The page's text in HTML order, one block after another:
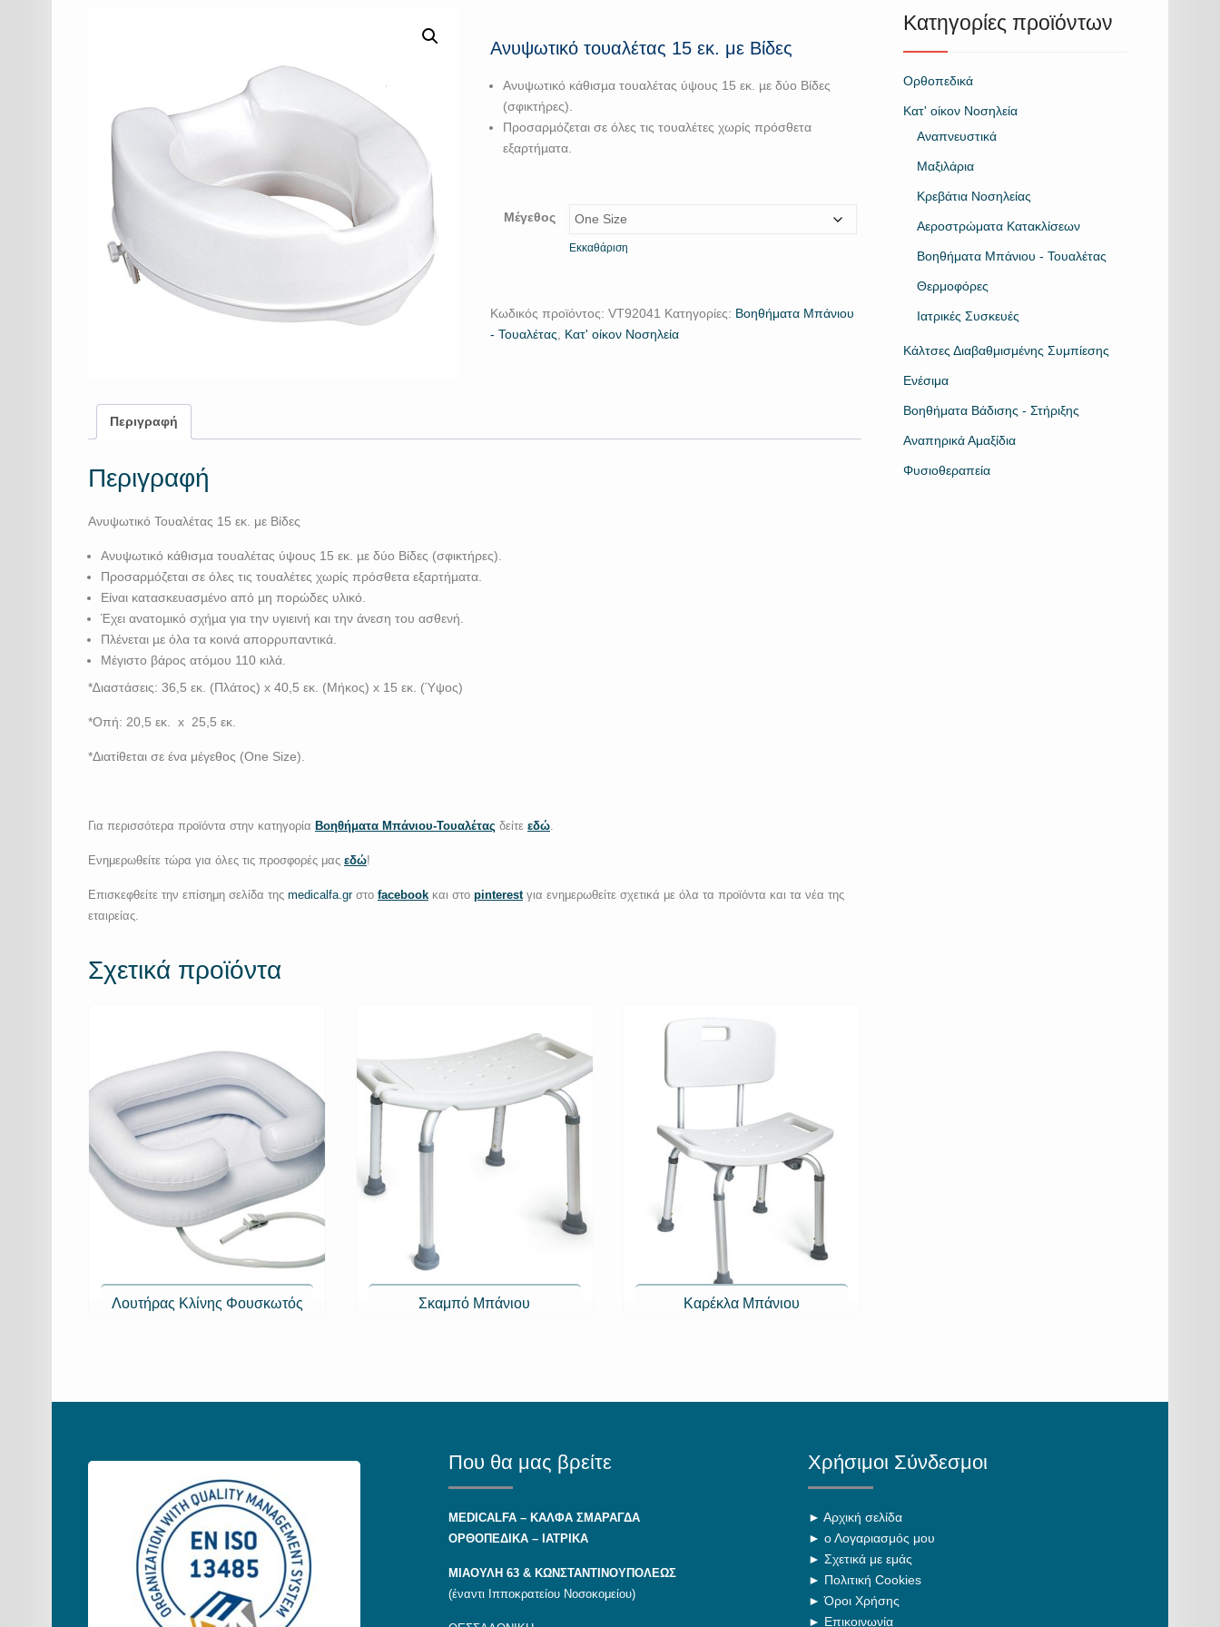
Ανυψωτικό τουαλέτας 15 εκ. με Βίδες
Ανυψωτικό κάθισµα τουαλέτας ύψους 15 εκ. µε δύο Βίδες
(σφικτήρες).
Προσαρµόζεται σε όλες τις τουαλέτες χωρίς πρόσθετα
εξαρτήµατα.
Μέγεθος
Εκκαθάριση
Κωδικός προϊόντος:VΤ92041 Κατηγορίες: Βοηθήματα Μπάνιου
- Τουαλέτας
Κατ' οίκον Νοσηλεία
Περιγραφή
Περιγραφή
Ανυψωτικό Τουαλέτας 15 εκ. με Βίδες
Ανυψωτικό κάθισµα τουαλέτας ύψους 15 εκ. µε δύο Βίδες (σφικτήρες).
Προσαρµόζεται σε όλες τις τουαλέτες χωρίς πρόσθετα εξαρτήµατα.
Είναι κατασκευασµένο από µη πορώδες υλικό.
Έχει ανατοµικό σχήµα για την υγιεινή και την άνεση του ασθενή.
Πλένεται µε όλα τα κοινά απορρυπαντικά.
Μέγιστο βάρος ατόµου 110 κιλά.
*∆ιαστάσεις: 36,5 εκ. (Πλάτος) x 40,5 εκ. (Μήκος) x 15 εκ. (Ύψος)
*Οπή: 20,5 εκ. x 25,5 εκ.
*Διατίθεται σε ένα μέγεθος (One Size).
Για περισσότερα προϊόντα στην κατηγορία Βοηθήματα Μπάνιου-Τουαλέτας δείτε εδώ.
Ενημερωθείτε τώρα για όλες τις προσφορές μας εδώ!
Επισκεφθείτε την επίσημη σελίδα της medicalfa.grστο facebook και στο pinterestγια ενημερωθείτε σχετικά με όλα τα προϊόντα και τα νέα της
εταιρείας.
Σχετικά προϊόντα
Λουτήρας Κλίνης Φουσκωτός Σκαμπό Μπάνιου Καρέκλα Μπάνιου
Κατηγορίες προϊόντων
Ορθοπεδικά
Κατ' οίκον Νοσηλεία
Αναπνευστικά
Μαξιλάρια
Kρεβάτια Νοσηλείας
Αεροστρώματα Κατακλίσεων
Βοηθήματα Μπάνιου - Τουαλέτας
Θερμοφόρες
Ιατρικές Συσκευές
Κάλτσες Διαβαθμισμένης Συμπίεσης
Ενέσιμα
Βοηθήματα Βάδισης - Στήριξης
Αναπηρικά Αμαξίδια
Φυσιοθεραπεία
Που θα μας βρείτε
MEDICALFA – KAΛΦΑ ΣΜΑΡΑΓΔΑ
ΟΡΘΟΠΕΔΙΚΑ – ΙΑΤΡΙΚΑ
ΜΙΑΟΥΛΗ 63 & ΚΩΝΣΤΑΝΤΙΝΟΥΠΟΛΕΩΣ
(έναντι Ιπποκρατείου Νοσοκομείου)
Χρήσιμοι Σύνδεσμοι
►Αρχική σελίδα
►ο Λογαριασμός μου
►Σχετικά με εμάς
► Πολιτική Cookies
►Όροι Χρήσης
► Επικοινωνία